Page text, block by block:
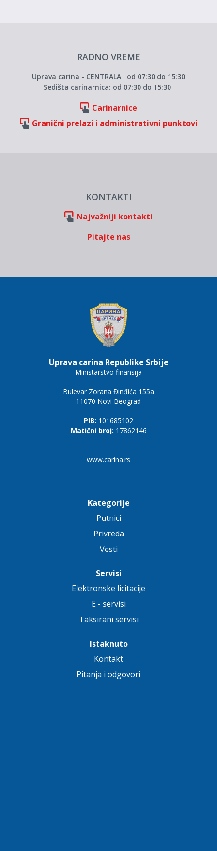
RADNO VREME
Uprava carina - CENTRALA : od 07:30 do 15:30
Sedišta carinarnica: od 07:30 do 15:30
Carinarnice
Granični prelazi i administrativni punktovi
KONTAKTI
Najvažniji kontakti
Pitajte nas
Uprava carina Republike Srbije
Ministarstvo finansija
Bulevar Zorana Đinđića 155a
11070 Novi Beograd
PIB: 101685102
Matični broj: 17862146
www.carina.rs
Kategorije
Putnici
Privreda
Vesti
Servisi
Elektronske licitacije
E - servisi
Taksirani servisi
Istaknuto
Kontakt
Pitanja i odgovori